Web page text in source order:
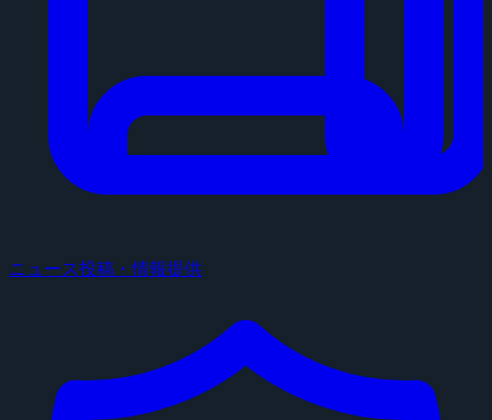
ニュース投稿・情報提供